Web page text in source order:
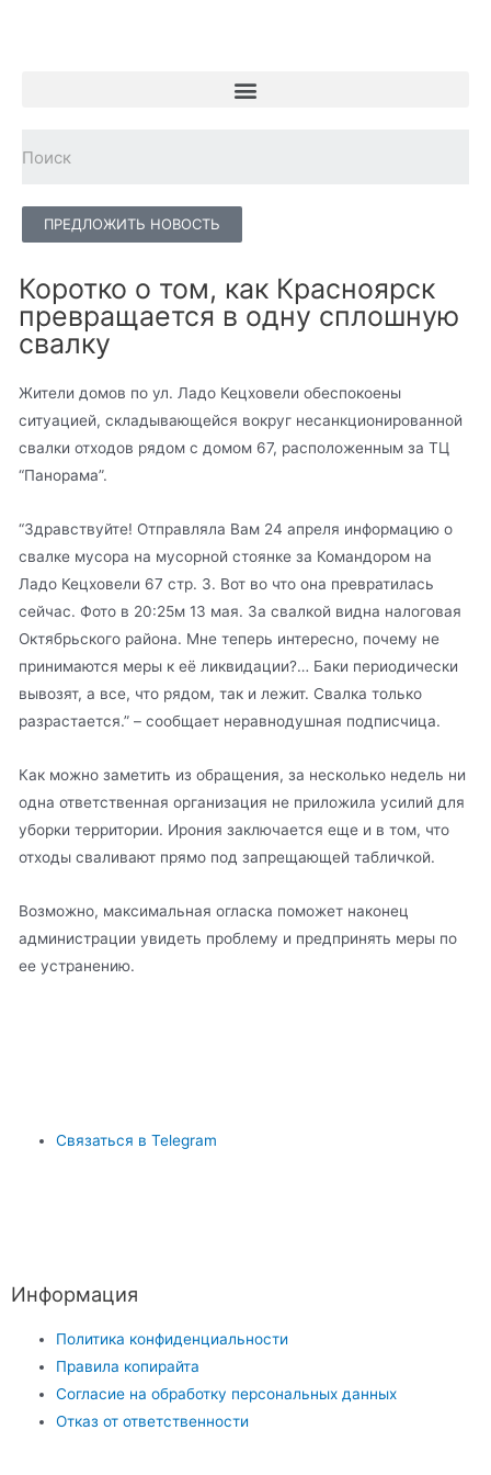
ПРЕДЛОЖИТЬ НОВОСТЬ
Коротко о том, как Красноярск
превращается в одну сплошную
свалку
Жители домов по ул. Ладо Кецховели обеспокоены
ситуацией, складывающейся вокруг несанкционированной
свалки отходов рядом с домом 67, расположенным за ТЦ
“Панорама”.
“Здравствуйте! Отправляла Вам 24 апреля информацию о
свалке мусора на мусорной стоянке за Командором на
Ладо Кецховели 67 стр. 3. Вот во что она превратилась
сейчас. Фото в 20:25м 13 мая. За свалкой видна налоговая
Октябрьского района. Мне теперь интересно, почему не
принимаются меры к её ликвидации?… Баки периодически
вывозят, а все, что рядом, так и лежит. Свалка только
разрастается.” – сообщает неравнодушная подписчица.
Как можно заметить из обращения, за несколько недель ни
одна ответственная организация не приложила усилий для
уборки территории. Ирония заключается еще и в том, что
отходы сваливают прямо под запрещающей табличкой.
Возможно, максимальная огласка поможет наконец
администрации увидеть проблему и предпринять меры по
ее устранению.
Связаться в Telegram
Информация
Политика конфиденциальности
Правила копирайта
Согласие на обработку персональных данных
Отказ от ответственности